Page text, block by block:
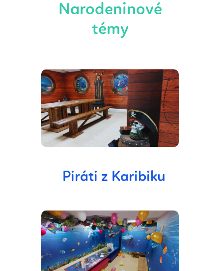
Narodeninové
témy
Piráti z Karibiku